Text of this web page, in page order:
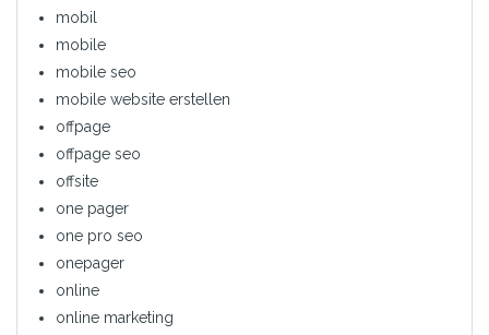
mobil
mobile
mobile seo
mobile website erstellen
offpage
offpage seo
offsite
one pager
one pro seo
onepager
online
online marketing